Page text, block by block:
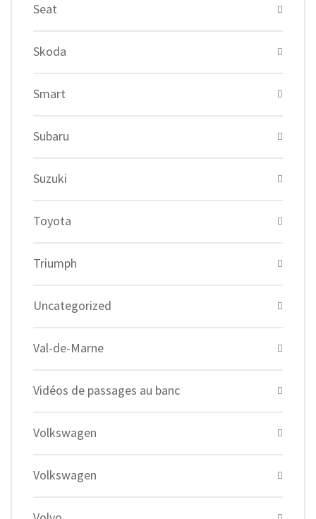
Seat
Skoda
Smart
Subaru
Suzuki
Toyota
Triumph
Uncategorized
Val-de-Marne
Vidéos de passages au banc
Volkswagen
Volkswagen